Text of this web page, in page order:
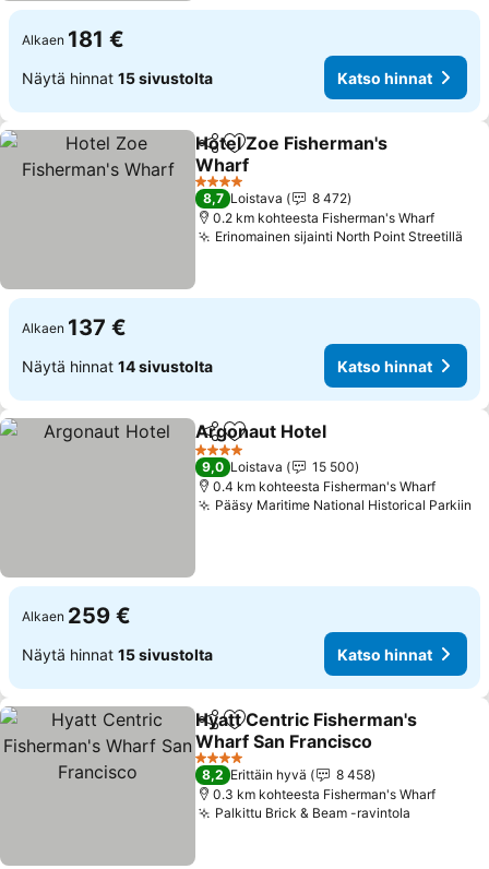
Alkaen 181 €
Näytä hinnat 15 sivustolta Katso hinnat
Jaa Lisää suosikkeihin
Hotel Zoe Fisherman's
Wharf
4 Tähtiluokitus
8,7 Loistava
8 472
0.2 km kohteesta Fisherman's Wharf
Erinomainen sijainti North Point Streetillä
Alkaen 137 €
Näytä hinnat 14 sivustolta Katso hinnat
Jaa Lisää suosikkeihin
Argonaut Hotel
4 Tähtiluokitus
9,0 Loistava
15 500
0.4 km kohteesta Fisherman's Wharf
Pääsy Maritime National Historical Parkiin
Alkaen 259 €
Näytä hinnat 15 sivustolta Katso hinnat
Jaa Lisää suosikkeihin
Hyatt Centric Fisherman's
Wharf San Francisco
4 Tähtiluokitus
8,2 Erittäin hyvä
8 458
0.3 km kohteesta Fisherman's Wharf
Palkittu Brick & Beam -ravintola